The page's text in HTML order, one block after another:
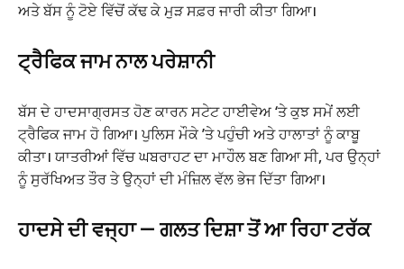
ਅਤੇ ਬੱਸ ਨੂੰ ਟੋਏ ਵਿੱਚੋਂ ਕੱਢ ਕੇ ਮੁੜ ਸਫ਼ਰ ਜਾਰੀ ਕੀਤਾ ਗਿਆ।
ਟ੍ਰੈਫਿਕ ਜਾਮ ਨਾਲ ਪਰੇਸ਼ਾਨੀ
ਬੱਸ ਦੇ ਹਾਦਸਾਗ੍ਰਸਤ ਹੋਣ ਕਾਰਨ ਸਟੇਟ ਹਾਈਵੇਅ ‘ਤੇ ਕੁਝ ਸਮੇਂ ਲਈ
ਟ੍ਰੈਫਿਕ ਜਾਮ ਹੋ ਗਿਆ। ਪੁਲਿਸ ਮੌਕੇ ’ਤੇ ਪਹੁੰਚੀ ਅਤੇ ਹਾਲਾਤਾਂ ਨੂੰ ਕਾਬੂ
ਕੀਤਾ। ਯਾਤਰੀਆਂ ਵਿੱਚ ਘਬਰਾਹਟ ਦਾ ਮਾਹੌਲ ਬਣ ਗਿਆ ਸੀ, ਪਰ ਉਨ੍ਹਾਂ
ਨੂੰ ਸੁਰੱਖਿਅਤ ਤੌਰ ਤੇ ਉਨ੍ਹਾਂ ਦੀ ਮੰਜ਼ਿਲ ਵੱਲ ਭੇਜ ਦਿੱਤਾ ਗਿਆ।
ਹਾਦਸੇ ਦੀ ਵਜ੍ਹਾ — ਗਲਤ ਦਿਸ਼ਾ ਤੋਂ ਆ ਰਿਹਾ ਟਰੱਕ